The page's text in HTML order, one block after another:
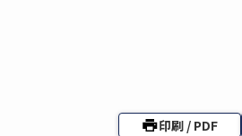
印刷 / PDF